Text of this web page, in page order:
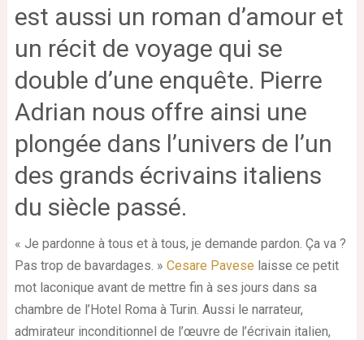
est aussi un roman d’amour et
un récit de voyage qui se
double d’une enquête. Pierre
Adrian nous offre ainsi une
plongée dans l’univers de l’un
des grands écrivains italiens
du siècle passé.
« Je pardonne à tous et à tous, je demande pardon. Ça va ?
Pas trop de bavardages. » Cesare Pavese laisse ce petit
mot laconique avant de mettre fin à ses jours dans sa
chambre de l’Hotel Roma à Turin. Aussi le narrateur,
admirateur inconditionnel de l’œuvre de l’écrivain italien,